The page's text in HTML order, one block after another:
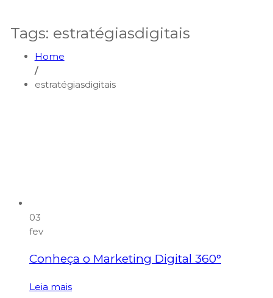
Tags: estratégiasdigitais
Home
/
estratégiasdigitais
03
fev
Conheça o Marketing Digital 360°
Leia mais